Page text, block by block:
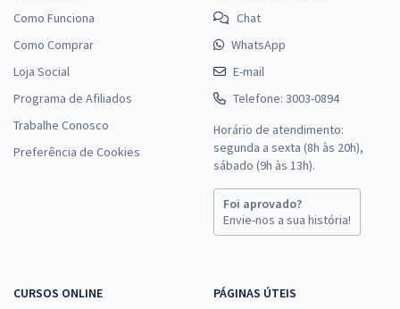
Como Funciona
Como Comprar
Loja Social
Programa de Afiliados
Trabalhe Conosco
Preferência de Cookies
Chat
WhatsApp
E-mail
Telefone: 3003-0894
Horário de atendimento:
segunda a sexta (8h às 20h),
sábado (9h às 13h).
Foi aprovado?
Envie-nos a sua história!
CURSOS ONLINE PÁGINAS ÚTEIS